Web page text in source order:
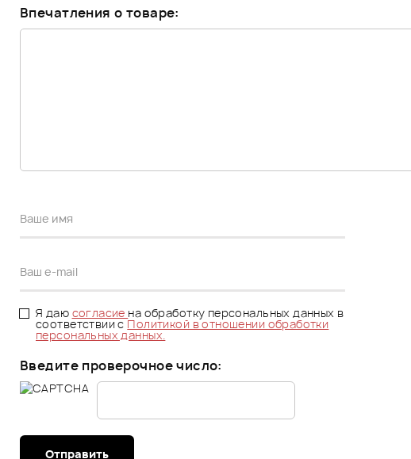
Впечатления о товаре:
Я даю согласие на обработку персональных данных в
соответствии сПолитикой в отношении обработки
персональных данных.
Введите проверочное число:
Отправить